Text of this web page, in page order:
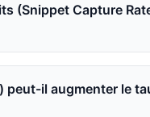
(Snippet Capture
peut-il augmenter le